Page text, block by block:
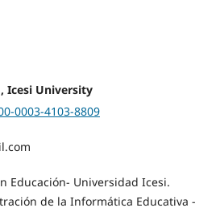
Icesi University
0003-4103-8809
Educación- Universidad Icesi.
de la Informática Educativa -